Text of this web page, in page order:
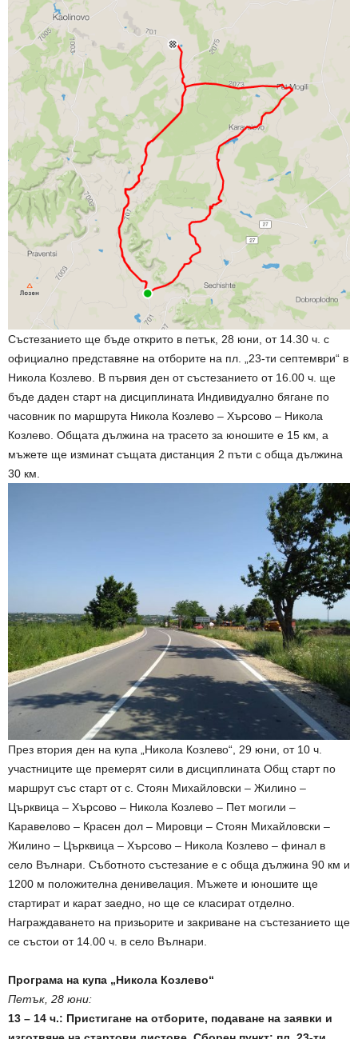
Състезанието ще бъде открито в петък, 28 юни, от 14.30 ч. с
официално представяне на отборите на пл. „23-ти септември“ в
Никола Козлево. В първия ден от състезанието от 16.00 ч. ще
бъде даден старт на дисциплината Индивидуално бягане по
часовник по маршрута Никола Козлево – Хърсово – Никола
Козлево. Общата дължина на трасето за юношите е 15 км, а
мъжете ще изминат същата дистанция 2 пъти с обща дължина
30 км.
През втория ден на купа „Никола Козлево“, 29 юни, от 10 ч.
участниците ще премерят сили в дисциплината Общ старт по
маршрут със старт от с. Стоян Михайловски – Жилино –
Църквица – Хърсово – Никола Козлево – Пет могили –
Каравелово – Красен дол – Мировци – Стоян Михайловски –
Жилино – Църквица – Хърсово – Никола Козлево – финал в
село Вълнари. Съботното състезание е с обща дължина 90 км и
1200 м положителна денивелация. Мъжете и юношите ще
стартират и карат заедно, но ще се класират отделно.
Награждаването на призьорите и закриване на състезанието ще
се състои от 14.00 ч. в село Вълнари.
Програма на купа „Никола Козлево“
Петък, 28 юни:
13 – 14 ч.: Пристигане на отборите, подаване на заявки и